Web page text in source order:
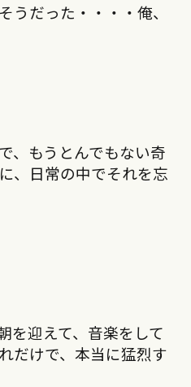
うだった・・・・俺、
、もうとんでもない奇
、日常の中でそれを忘
を迎えて、音楽をして
だけで、本当に猛烈す